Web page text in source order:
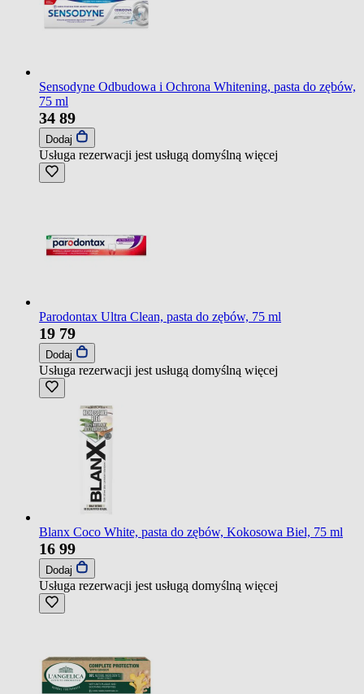
Sensodyne Odbudowa i Ochrona Whitening, pasta do zębów,
75 ml
34 89
Dodaj
Usługa rezerwacji jest usługą domyślną więcej
Parodontax Ultra Clean, pasta do zębów, 75 ml
19 79
Dodaj
Usługa rezerwacji jest usługą domyślną więcej
Blanx Coco White, pasta do zębów, Kokosowa Biel, 75 ml
16 99
Dodaj
Usługa rezerwacji jest usługą domyślną więcej